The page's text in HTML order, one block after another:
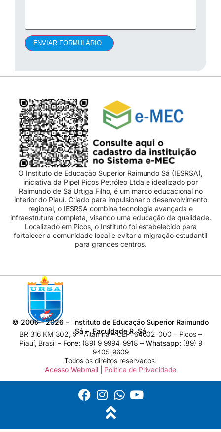
ENVIAR FORMULÁRIO
O Instituto de Educação Superior Raimundo Sá (IESRSA),
iniciativa da Pipel Picos Petróleo Ltda e idealizado por
Raimundo de Sá Urtiga Filho, é um marco educacional no
interior do Piauí. Criado para impulsionar o desenvolvimento
regional, o IESRSA combina tecnologia avançada e
infraestrutura completa, visando uma educação de qualidade.
Localizado em Picos, o Instituto foi estabelecido para
fortalecer a comunidade local e evitar a migração estudantil
para grandes centros.
© 2006 – 2026 – Instituto de Educação Superior Raimundo
Sá – Faculdade R. Sá
BR 316 KM 302, 5 – Altamira – CEP: 64602-000 – Picos –
Piauí, Brasil – Fone: (89) 9 9994-9918​ – Whatsapp: (89) 9
9405-9609
Todos os direitos reservados.
Acesso Webmail
Política de Privacidade